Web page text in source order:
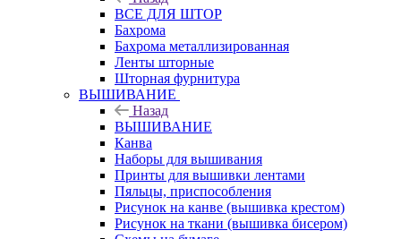
ВСЕ ДЛЯ ШТОР
Бахрома
Бахрома металлизированная
Ленты шторные
Шторная фурнитура
ВЫШИВАНИЕ
Назад
ВЫШИВАНИЕ
Канва
Наборы для вышивания
Принты для вышивки лентами
Пяльцы, приспособления
Рисунок на канве (вышивка крестом)
Рисунок на ткани (вышивка бисером)